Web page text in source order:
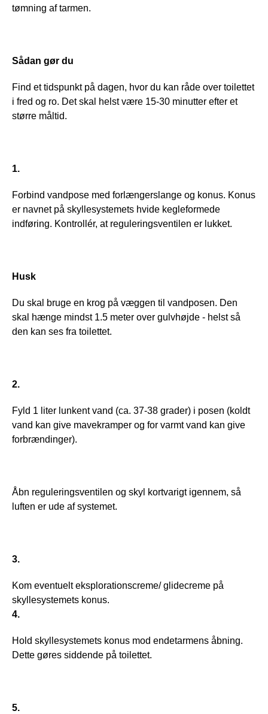
tømning af tarmen.
Sådan gør du
Find et tidspunkt på dagen, hvor du kan råde over toilettet
i fred og ro. Det skal helst være 15-30 minutter efter et
større måltid.
1.
Forbind vandpose med forlængerslange og konus. Konus
er navnet på skyllesystemets hvide kegleformede
indføring. Kontrollér, at reguleringsventilen er lukket.
Husk
Du skal bruge en krog på væggen til vandposen. Den
skal hænge mindst 1.5 meter over gulvhøjde - helst så
den kan ses fra toilettet.
2.
Fyld 1 liter lunkent vand (ca. 37-38 grader) i posen (koldt
vand kan give mavekramper og for varmt vand kan give
forbrændinger).
Åbn reguleringsventilen og skyl kortvarigt igennem, så
luften er ude af systemet.
3.
Kom eventuelt eksplorationscreme/ glidecreme på
skyllesystemets konus.
4.
Hold skyllesystemets konus mod endetarmens åbning.
Dette gøres siddende på toilettet.
5.